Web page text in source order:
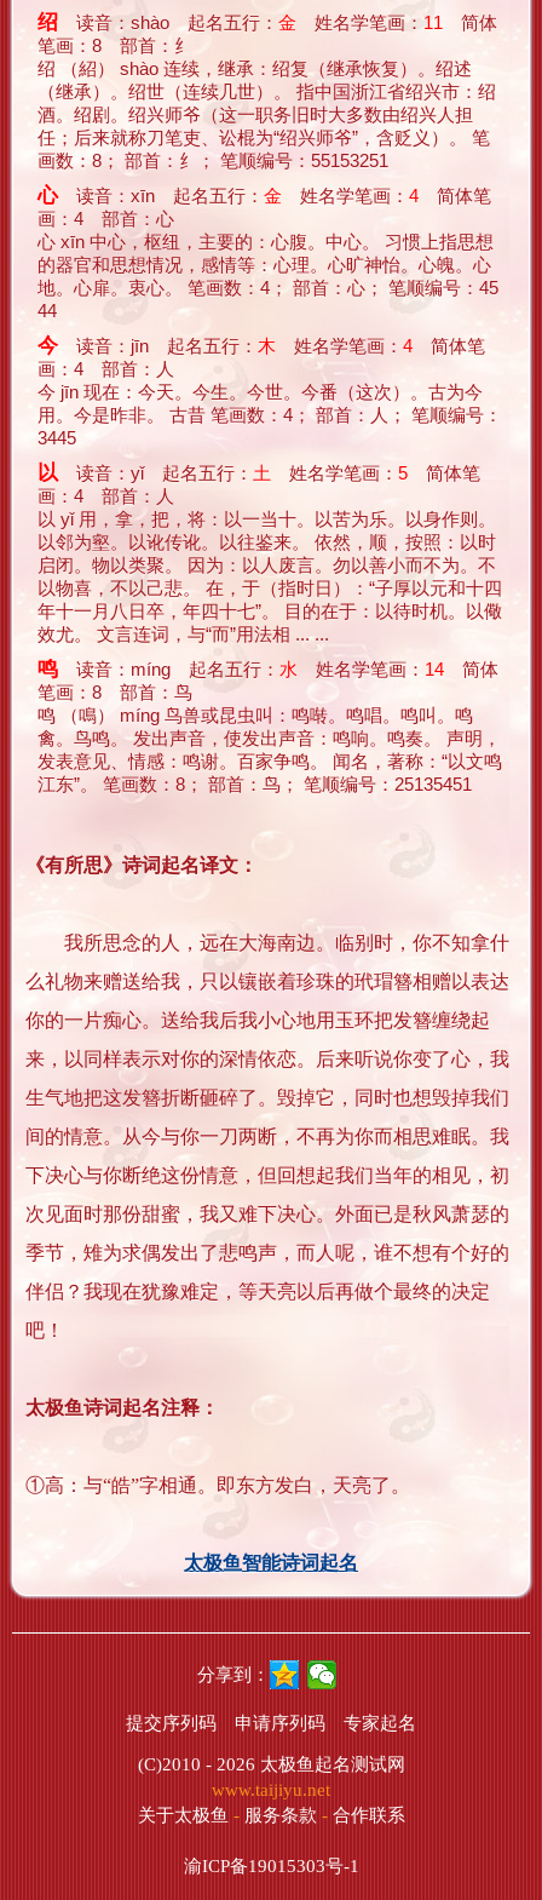
绍 读音：shào 起名五行： 金 姓名学笔画： 11 简体
笔画：8 部首：纟
绍 （紹） shào 连续，继承：绍复（继承恢复）。绍述
（继承）。绍世（连续几世）。 指中国浙江省绍兴市：绍
酒。绍剧。绍兴师爷（这一职务旧时大多数由绍兴人担
任；后来就称刀笔吏、讼棍为“绍兴师爷”，含贬义）。 笔
画数：8； 部首：纟； 笔顺编号：55153251
心读音：xīn 起名五行： 金 姓名学笔画： 4 简体笔
画：4 部首：心
心 xīn 中心，枢纽，主要的：心腹。中心。 习惯上指思想
的器官和思想情况，感情等：心理。心旷神怡。心魄。心
地。心扉。衷心。 笔画数：4； 部首：心； 笔顺编号：45
44
今读音：jīn 起名五行： 木 姓名学笔画： 4 简体笔
画：4 部首：人
今 jīn 现在：今天。今生。今世。今番（这次）。古为今
用。今是昨非。 古昔 笔画数：4； 部首：人； 笔顺编号：
3445
以 读音：yǐ 起名五行： 土 姓名学笔画： 5 简体笔
画：4 部首：人
以 yǐ 用，拿，把，将：以一当十。以苦为乐。以身作则。
以邻为壑。以讹传讹。以往鉴来。 依然，顺，按照：以时
启闭。物以类聚。 因为：以人废言。勿以善小而不为。不
以物喜，不以己悲。 在，于（指时日）：“子厚以元和十四
年十一月八日卒，年四十七”。 目的在于：以待时机。以儆
效尤。 文言连词，与“而”用法相 ... ...
鸣 读音：míng 起名五行： 水 姓名学笔画： 14 简体
笔画：8 部首：鸟
鸣 （鳴） míng 鸟兽或昆虫叫：鸣啭。鸣唱。鸣叫。鸣
禽。鸟鸣。 发出声音，使发出声音：鸣响。鸣奏。 声明，
发表意见、情感：鸣谢。百家争鸣。 闻名，著称：“以文鸣
江东”。 笔画数：8； 部首：鸟； 笔顺编号：25135451
《有所思》诗词起名译文：
我所思念的人，远在大海南边。临别时，你不知拿什
么礼物来赠送给我，只以镶嵌着珍珠的玳瑁簪相赠以表达
你的一片痴心。送给我后我小心地用玉环把发簪缠绕起
来，以同样表示对你的深情依恋。后来听说你变了心，我
生气地把这发簪折断砸碎了。毁掉它，同时也想毁掉我们
间的情意。从今与你一刀两断，不再为你而相思难眠。我
下决心与你断绝这份情意，但回想起我们当年的相见，初
次见面时那份甜蜜，我又难下决心。外面已是秋风萧瑟的
季节，雉为求偶发出了悲鸣声，而人呢，谁不想有个好的
伴侣？我现在犹豫难定，等天亮以后再做个最终的决定
吧！
太极鱼诗词起名注释：
①高：与“皓”字相通。即东方发白，天亮了。
太极鱼智能诗词起名
分享到：
提交序列码 申请序列码 专家起名
(C)2010 - 2026 太极鱼起名测试网
www.taijiyu.net
关于太极鱼 - 服务条款 - 合作联系
渝ICP备19015303号-1